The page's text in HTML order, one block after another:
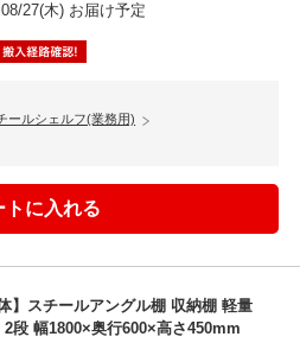
27(木) お届け予定
ールシェルフ(業務用)
体】スチールアングル棚 収納棚 軽量
2段 幅1800×奥行600×高さ450mm